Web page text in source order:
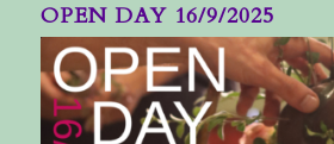
OPEN DAY 16/9/2025